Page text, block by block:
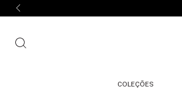
COLEÇÕES